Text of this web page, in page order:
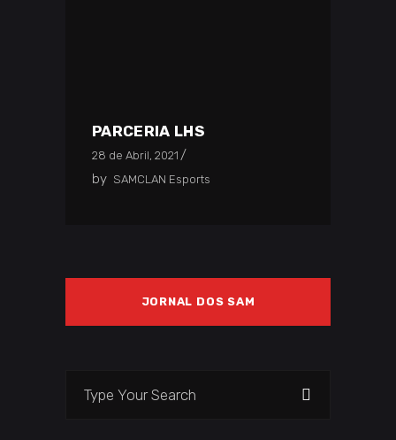
PARCERIA LHS
28 de Abril, 2021
by SAMCLAN Esports
JORNAL DOS SAM